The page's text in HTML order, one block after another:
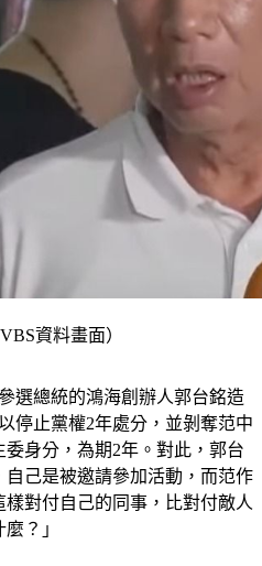
資料畫面）
選總統的鴻海創辦人郭台銘造
停止黨權2年處分，並剝奪范中
身分，為期2年。對此，郭台
己是被邀請參加活動，而范作
對付自己的同事，比對付敵人
？」